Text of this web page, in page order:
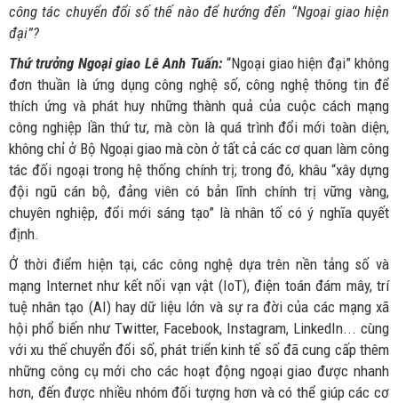
công tác chuyển đổi số thế nào để hướng đến “Ngoại giao hiện
đại”?
Thứ trưởng Ngoại giao Lê Anh Tuấn:“Ngoại giao hiện đại” không
đơn thuần là ứng dụng công nghệ số, công nghệ thông tin để
thích ứng và phát huy những thành quả của cuộc cách mạng
công nghiệp lần thứ tư, mà còn là quá trình đổi mới toàn diện,
không chỉ ở Bộ Ngoại giao mà còn ở tất cả các cơ quan làm công
tác đối ngoại trong hệ thống chính trị; trong đó, khâu “xây dựng
đội ngũ cán bộ, đảng viên có bản lĩnh chính trị vững vàng,
chuyên nghiệp, đổi mới sáng tạo” là nhân tố có ý nghĩa quyết
định.
Ở thời điểm hiện tại, các công nghệ dựa trên nền tảng số và
mạng Internet như kết nối vạn vật (IoT), điện toán đám mây, trí
tuệ nhân tạo (AI) hay dữ liệu lớn và sự ra đời của các mạng xã
hội phổ biến như Twitter, Facebook, Instagram, LinkedIn... cùng
với xu thế chuyển đổi số, phát triển kinh tế số đã cung cấp thêm
những công cụ mới cho các hoạt động ngoại giao được nhanh
hơn, đến được nhiều nhóm đối tượng hơn và có thể giúp các cơ